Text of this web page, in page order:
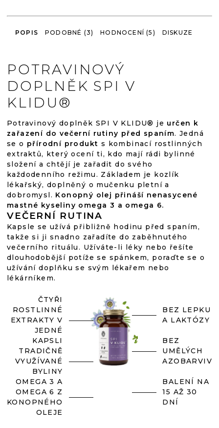
POPIS PODOBNÉ (3) HODNOCENÍ (5) DISKUZE
POTRAVINOVÝ
DOPLNĚK SPI V
KLIDU®
Potravinový doplněk SPI V KLIDU® je určen k
zařazení do večerní rutiny před spaním. Jedná
se o přírodní produkt s kombinací rostlinných
extraktů, který ocení ti, kdo mají rádi bylinné
složení a chtějí je zařadit do svého
každodenního režimu. Základem je kozlík
lékařský, doplněný o mučenku pletní a
dobromysl. Konopný olej přináší nenasycené
mastné kyseliny omega 3 a omega 6.
VEČERNÍ RUTINA
Kapsle se užívá přibližně hodinu před spaním,
takže si ji snadno zařadíte do zaběhnutého
večerního rituálu. Užíváte-li léky nebo řešíte
dlouhodobější potíže se spánkem, poraďte se o
užívání doplňku se svým lékařem nebo
lékárníkem.
ČTYŘI
ROSTLINNÉ
EXTRAKTY V
JEDNÉ
KAPSLI
TRADIČNĚ
VYUŽÍVANÉ
BYLINY
OMEGA 3 A
OMEGA 6 Z
KONOPNÉHO
OLEJE
BEZ LEPKU
A LAKTÓZY
BEZ
UMĚLÝCH
AZOBARVIV
BALENÍ NA
15 AŽ 30
DNÍ